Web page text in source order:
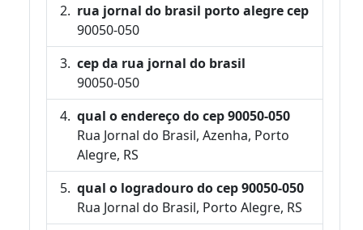
rua jornal do brasil porto alegre cep
90050-050
cep da rua jornal do brasil
90050-050
qual o endereço do cep 90050-050
Rua Jornal do Brasil, Azenha, Porto
Alegre, RS
qual o logradouro do cep 90050-050
Rua Jornal do Brasil, Porto Alegre, RS